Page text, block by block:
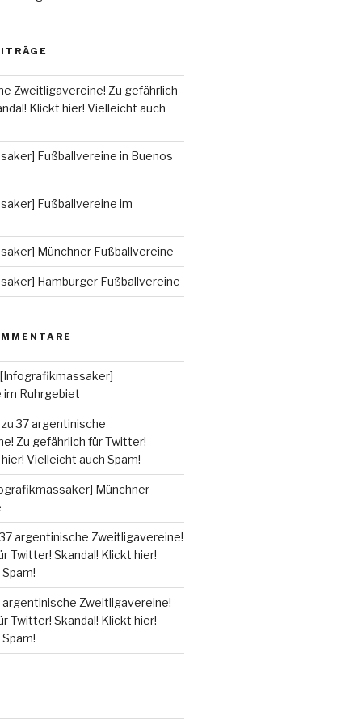
Zweitligavereine! Zu gefährlich
Klickt hier! Vielleicht auch
Fußballvereine in Buenos
Fußballvereine im
Münchner Fußballvereine
Hamburger Fußballvereine
[Infografikmassaker]
im Ruhrgebiet
37 argentinische
Zu gefährlich für Twitter!
Vielleicht auch Spam!
Münchner
argentinische Zweitligavereine!
Twitter! Skandal! Klickt hier!
argentinische Zweitligavereine!
Twitter! Skandal! Klickt hier!